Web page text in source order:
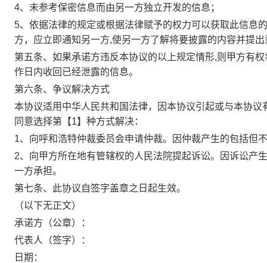
4、未参考保密信息而由另一方独立开发的信息；
5、依据法律的规定或根据法律赋予的权力可以获取此信息
方，应立即通知另一方,使另一方了解将要披露的内容并提出
第五条、如果承诺方违反本协议的以上规定情形,则甲方有
作日内收回已经泄露的信息。
第六条、争议解决方式
本协议适用中华人民共和国法律，因本协议引起或与本协
同意选择第【1】种方式解决：
1、向呼和浩特仲裁委员会申请仲裁。因仲裁产生的包括但
2、向甲方所在地有管辖权的人民法院提起诉讼。因诉讼产
一方承担。
第七条、此协议自签字盖章之日起生效。
（以下无正文）
承诺方（公章）：
代表人（签字）：
日期：